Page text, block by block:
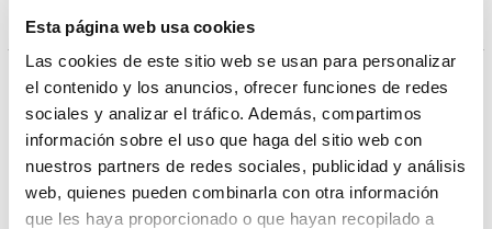
Esta página web usa cookies
Las cookies de este sitio web se usan para personalizar
el contenido y los anuncios, ofrecer funciones de redes
sociales y analizar el tráfico. Además, compartimos
información sobre el uso que haga del sitio web con
nuestros partners de redes sociales, publicidad y análisis
web, quienes pueden combinarla con otra información
que les haya proporcionado o que hayan recopilado a
Ver más información del curso pulsando elsiguiente
enlace.
Inscribirse al curso